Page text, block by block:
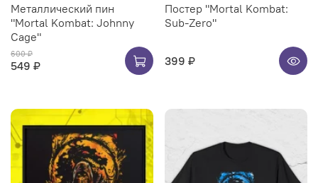
Металлический пин
"Mortal Kombat: Johnny
Cage"
600 ₽
549 ₽
Постер "Mortal Kombat:
Sub-Zero"
399 ₽